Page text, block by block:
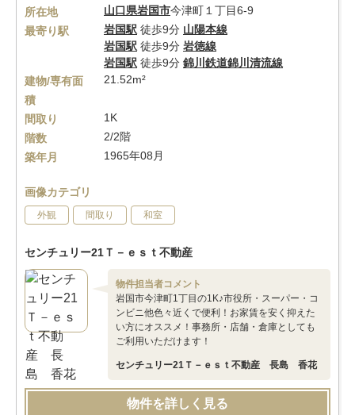
所在地
山口県岩国市今津町１丁目6-9
最寄り駅
岩国駅 徒歩9分 山陽本線
岩国駅 徒歩9分 岩徳線
岩国駅 徒歩9分 錦川鉄道錦川清流線
建物/専有面
積
21.52m²
間取り
1K
階数
2/2階
築年月
1965年08月
画像カテゴリ
外観 間取り 和室
センチュリー21Ｔ－ｅｓｔ不動産
物件担当者コメント
岩国市今津町1丁目の1K♪市役所・スーパー・コ
ンビニ他色々近くで便利！お家賃を安く抑えた
い方にオススメ！事務所・店舗・倉庫としても
ご利用いただけます！
センチュリー21Ｔ－ｅｓｔ不動産 長島 香花
物件を詳しく見る